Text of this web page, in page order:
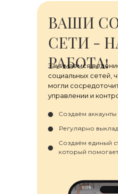
Создаём
Регулярно
Создаём единый
который
ВАШИ
СЕТИ -
РАБОТА!
Занимаемся
социальных сетей,
могли
управлении и